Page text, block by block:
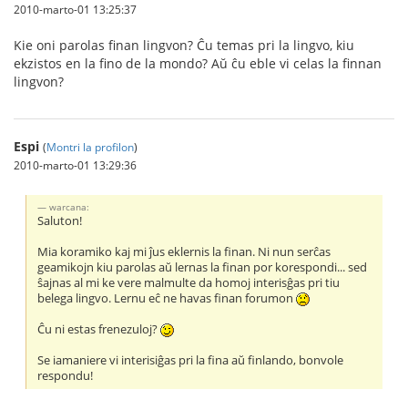
2010-marto-01 13:25:37
Kie oni parolas finan lingvon? Ĉu temas pri la lingvo, kiu
ekzistos en la fino de la mondo? Aŭ ĉu eble vi celas la finnan
lingvon?
Espi (Montri la profilon)
2010-marto-01 13:29:36
warcana:
Saluton!
Mia koramiko kaj mi ĵus eklernis la finan. Ni nun serĉas
geamikojn kiu parolas aŭ lernas la finan por korespondi... sed
ŝajnas al mi ke vere malmulte da homoj interisĝas pri tiu
belega lingvo. Lernu eĉ ne havas finan forumon
Ĉu ni estas frenezuloj?
Se iamaniere vi interisiĝas pri la fina aŭ finlando, bonvole
respondu!